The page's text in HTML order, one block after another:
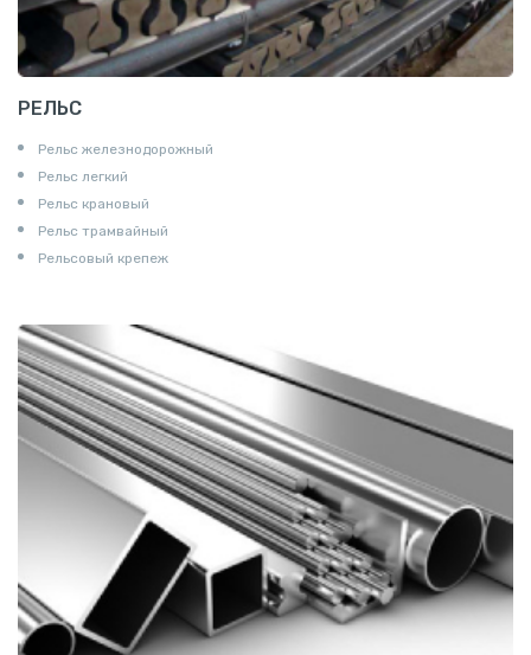
РЕЛЬС
Рельс железнодорожный
Рельс легкий
Рельс крановый
Рельс трамвайный
Рельсовый крепеж